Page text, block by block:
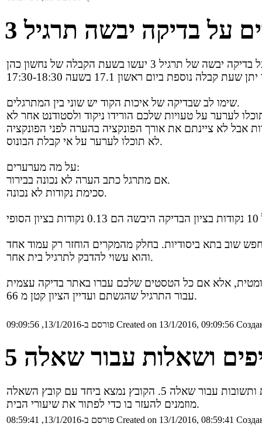
על בדיקה יבשה תרגיל 3
שימו לב שבדיקה של איכות הקוד יש שוני בין המתרגלים.
לא תוכלו לערער על אי קבלת הבונוס.
על מה מערערים:
אם מתרגל כתב הערה לא נכונה בבירור.
סכימת נקודות לא נכונה.
והוא עשוי להדבק לתרגיל בית אחר.
אלא אם כל הטסטים שלכם עברו באתר בדיקה עצמית
עבור התרגיל שהגשתם ועדיין הציון קטן מ 66.
פורסם ב-13/1/2016, 09:09:56 Created on 13/1/2016, 09:09:56
ושאלות עבור שאלה 5
מוזמנים להעזר בו כדי לפתור את שיעורי הבית.
פורסם ב-13/1/2016, 08:59:41 Created on 13/1/2016, 08:59:41